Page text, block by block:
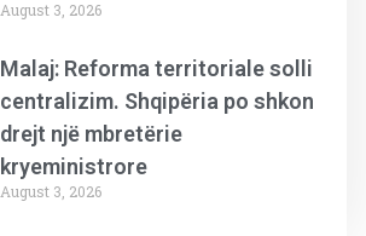
August 3, 2026
Malaj: Reforma territoriale solli
centralizim. Shqipëria po shkon
drejt një mbretërie
kryeministrore
August 3, 2026